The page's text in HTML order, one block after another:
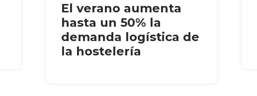
El verano aumenta
hasta un 50% la
demanda logística de
la hostelería